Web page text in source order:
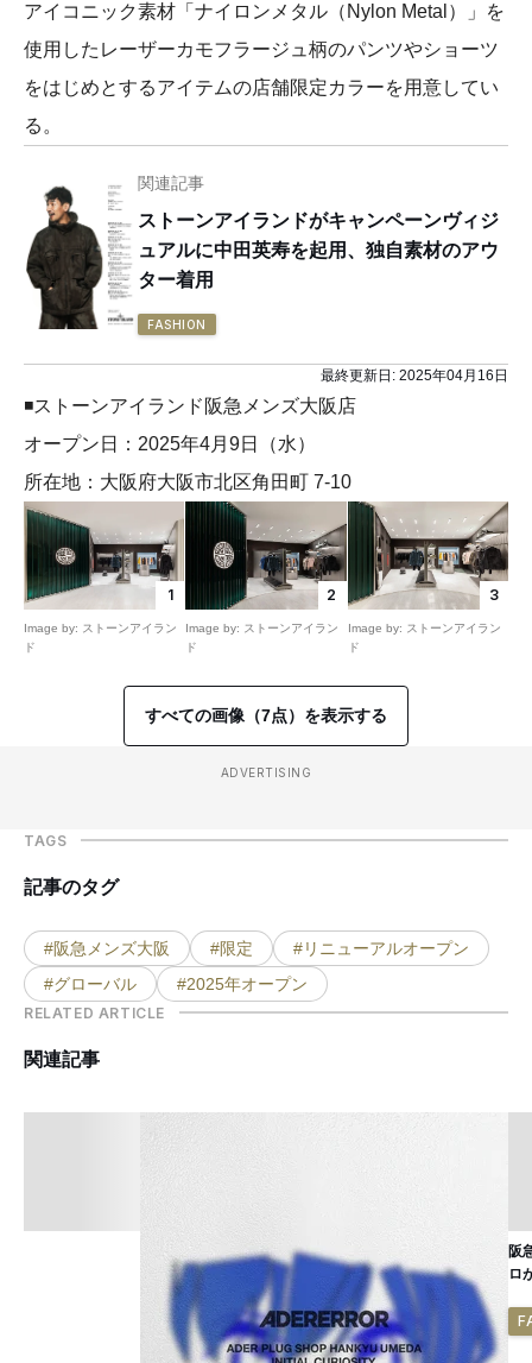
アイコニック素材「ナイロンメタル（Nylon Metal）」を
使用したレーザーカモフラージュ柄のパンツやショーツ
をはじめとするアイテムの店舗限定カラーを用意してい
る。
関連記事
ストーンアイランドがキャンペーンヴィジ
ュアルに中田英寿を起用、独自素材のアウ
ター着用
FASHION
最終更新日: 2025年04月16日
◾️ストーンアイランド阪急メンズ大阪店
オープン日：2025年4月9日（水）
所在地：大阪府大阪市北区角田町 7-10
1
Image by: ストーンアイラン
ド
2
Image by: ストーンアイラン
ド
3
Image by: ストーンアイラン
ド
すべての画像（7点）を表示する
ADVERTISING
TAGS
記事のタグ
#阪急メンズ大阪 #限定
#リニューアルオープン
#グローバル
#2025年オープン
RELATED ARTICLE
関連記事
阪
ロ